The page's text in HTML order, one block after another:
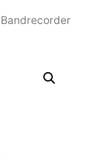
Bandrecorder